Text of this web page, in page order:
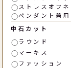
ストレスオフ
ペンダント兼用
中石カット
ラウンド
マーキス
ファッション